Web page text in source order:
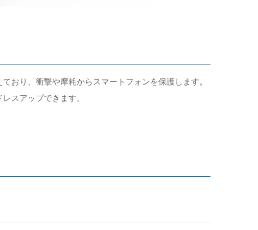
おり、衝撃や摩耗からスマートフォンを保護します。
スアップできます。